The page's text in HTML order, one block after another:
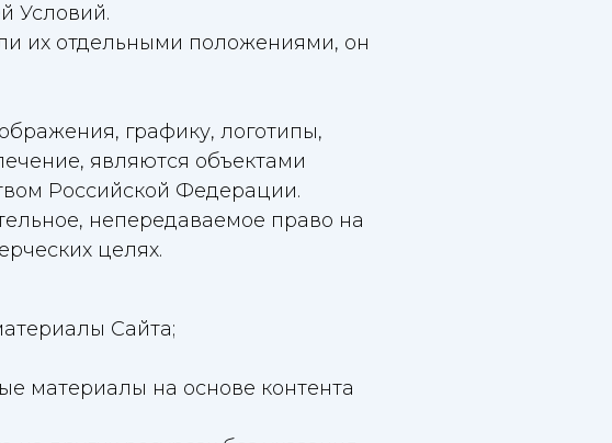
Условий.
их отдельными положениями, он
графику, логотипы,
являются объектами
Российской Федерации.
непередаваемое право на
целях.
Сайта;
материалы на основе контента